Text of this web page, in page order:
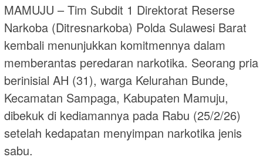
MAMUJU – Tim Subdit 1 Direktorat Reserse
Narkoba (Ditresnarkoba) Polda Sulawesi Barat
kembali menunjukkan komitmennya dalam
memberantas peredaran narkotika. Seorang pria
berinisial AH (31), warga Kelurahan Bunde,
Kecamatan Sampaga, Kabupaten Mamuju,
dibekuk di kediamannya pada Rabu (25/2/26)
setelah kedapatan menyimpan narkotika jenis
sabu.